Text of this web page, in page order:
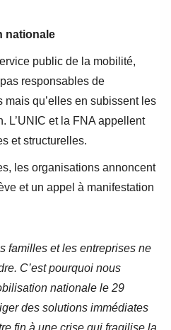
nationale
public de la mobilité,
responsables de
mais qu’elles en subissent les
L’UNIC et la FNA appellent
et structurelles.
les organisations annoncent
et un appel à manifestation
familles et les entreprises ne
C’est pourquoi nous
nationale le 29
des solutions immédiates
fin à une crise qui fragilise la